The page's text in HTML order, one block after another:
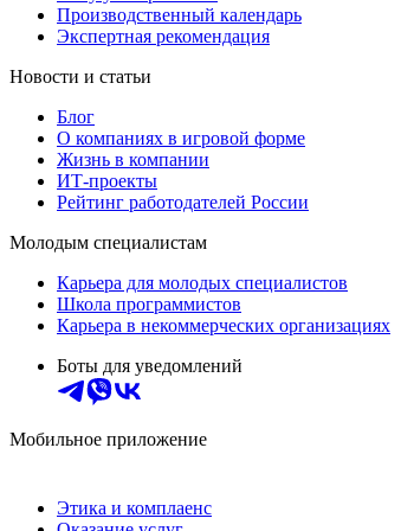
Производственный календарь
Экспертная рекомендация
Новости и статьи
Блог
О компаниях в игровой форме
Жизнь в компании
ИТ-проекты
Рейтинг работодателей России
Молодым специалистам
Карьера для молодых специалистов
Школа программистов
Карьера в некоммерческих организациях
Боты для уведомлений
Мобильное приложение
Этика и комплаенс